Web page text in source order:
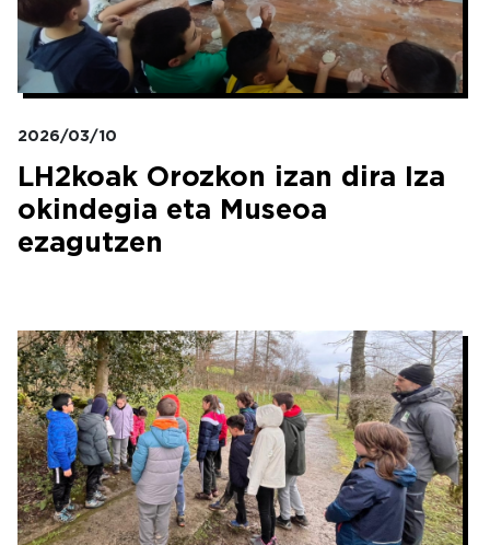
2026/03/10
LH2koak Orozkon izan dira Iza
okindegia eta Museoa
ezagutzen
Irudia